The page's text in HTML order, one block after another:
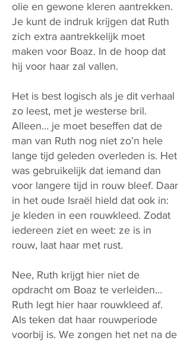
olie en gewone kleren aantrekken.
Je kunt de indruk krijgen dat Ruth
zich extra aantrekkelijk moet
maken voor Boaz. In de hoop dat
hij voor haar zal vallen.
Het is best logisch als je dit verhaal
zo leest, met je westerse bril.
Alleen… je moet beseffen dat de
man van Ruth nog niet zo’n hele
lange tijd geleden overleden is. Het
was gebruikelijk dat iemand dan
voor langere tijd in rouw bleef. Daar
in het oude Israël hield dat ook in:
je kleden in een rouwkleed. Zodat
iedereen ziet en weet: ze is in
rouw, laat haar met rust.
Nee, Ruth krijgt hier niet de
opdracht om Boaz te verleiden…
Ruth legt hier haar rouwkleed af.
Als teken dat haar rouwperiode
voorbij is. We zongen het net na de